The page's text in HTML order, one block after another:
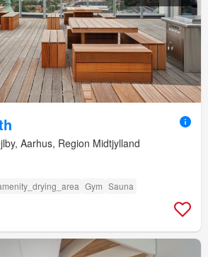
Aarhus, Region Midtjylland
Gym Sauna